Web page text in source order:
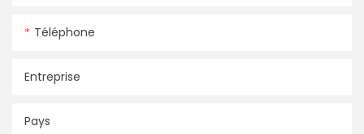
Téléphone
Entreprise
Pays